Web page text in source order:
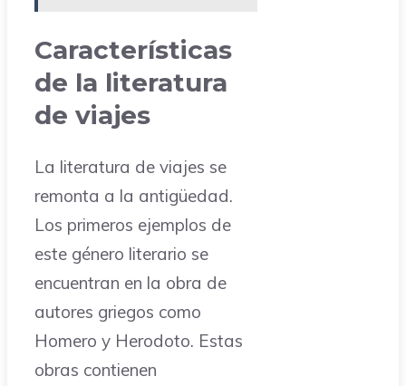
Características
de la literatura
de viajes
La literatura de viajes se
remonta a la antigüedad.
Los primeros ejemplos de
este género literario se
encuentran en la obra de
autores griegos como
Homero y Herodoto. Estas
obras contienen